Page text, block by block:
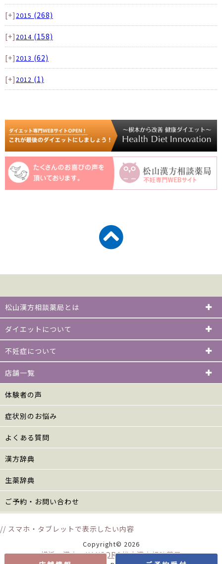
[+] 2015 (268)
[+] 2014 (158)
[+] 2013 (62)
[+] 2012 (1)
松山漢方相談薬局とは
ダイエットについて
不妊症について
店舗一覧
体験者の声
症状別のお悩み
よくある質問
漢方辞典
生薬辞典
ご予約・お問い合わせ
// スマホ・タブレットで表示したい内容
Copyright© 2026
横浜の漢方 KANPORO松山漢方相談薬局